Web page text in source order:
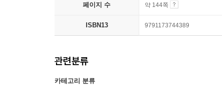
페이지 수 약 144쪽
ISBN13 9791173744389
관련분류
카테고리 분류